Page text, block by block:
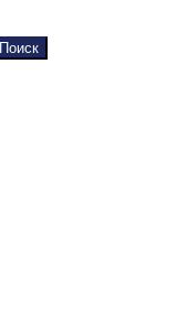
Поиск